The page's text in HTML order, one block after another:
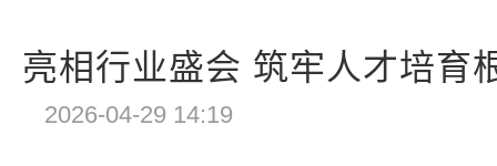
亮相行业盛会 筑牢人才培
2026-04-29 14:19